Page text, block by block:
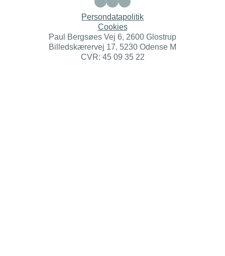
Persondatapolitik
Cookies
Paul Bergsøes Vej 6, 2600 Glostrup
Billedskærervej 17, 5230 Odense M
CVR: 45 09 35 22